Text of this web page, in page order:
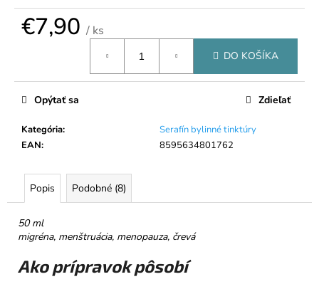
€7,90 / ks
DO KOŠÍKA
Kategória:
Serafín bylinné tinktúry
EAN: 8595634801762
Opýtať sa Zdieľať
Popis Podobné (8)
50 ml
migréna, menštruácia, menopauza, črevá
Ako prípravok pôsobí
HĽADAŤ
O
p
o
a
m
e
NELLI